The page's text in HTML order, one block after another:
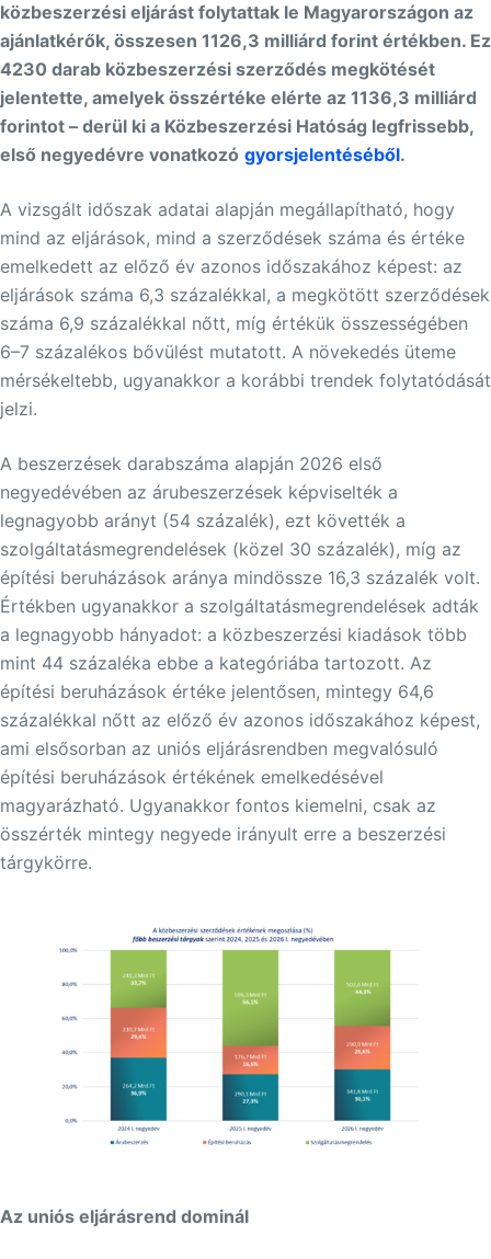
közbeszerzési eljárást folytattak le Magyarországon az
ajánlatkérők, összesen 1126,3 milliárd forint értékben. Ez
4230 darab közbeszerzési szerződés megkötését
jelentette, amelyek összértéke elérte az 1136,3 milliárd
forintot – derül ki a Közbeszerzési Hatóság legfrissebb,
első negyedévre vonatkozó gyorsjelentéséből.
A vizsgált időszak adatai alapján megállapítható, hogy
mind az eljárások, mind a szerződések száma és értéke
emelkedett az előző év azonos időszakához képest: az
eljárások száma 6,3 százalékkal, a megkötött szerződések
száma 6,9 százalékkal nőtt, míg értékük összességében
6–7 százalékos bővülést mutatott. A növekedés üteme
mérsékeltebb, ugyanakkor a korábbi trendek folytatódását
jelzi.
A beszerzések darabszáma alapján 2026 első
negyedévében az árubeszerzések képviselték a
legnagyobb arányt (54 százalék), ezt követték a
szolgáltatásmegrendelések (közel 30 százalék), míg az
építési beruházások aránya mindössze 16,3 százalék volt.
Értékben ugyanakkor a szolgáltatásmegrendelések adták
a legnagyobb hányadot: a közbeszerzési kiadások több
mint 44 százaléka ebbe a kategóriába tartozott. Az
építési beruházások értéke jelentősen, mintegy 64,6
százalékkal nőtt az előző év azonos időszakához képest,
ami elsősorban az uniós eljárásrendben megvalósuló
építési beruházások értékének emelkedésével
magyarázható. Ugyanakkor fontos kiemelni, csak az
összérték mintegy negyede irányult erre a beszerzési
tárgykörre.
Az uniós eljárásrend dominál